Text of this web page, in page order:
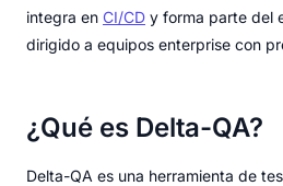
integra en CI/CD y forma parte del
dirigido a equipos enterprise con
¿Qué es Delta-QA?
Delta-QA es una herramienta de